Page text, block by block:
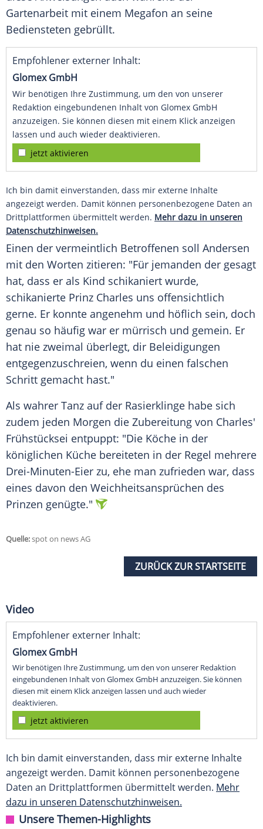
Gartenarbeit mit einem Megafon an seine
Bediensteten gebrüllt.
Empfohlener externer Inhalt:
Glomex GmbH
Wir benötigen Ihre Zustimmung, um den von unserer
Redaktion eingebundenen Inhalt von Glomex GmbH
anzuzeigen. Sie können diesen mit einem Klick anzeigen
lassen und auch wieder deaktivieren.
jetzt aktivieren
Ich bin damit einverstanden, dass mir externe Inhalte
angezeigt werden. Damit können personenbezogene Daten an
Drittplattformen übermittelt werden. Mehr dazu in unseren
Datenschutzhinweisen.
Einen der vermeintlich Betroffenen soll Andersen
mit den Worten zitieren: "Für jemanden der gesagt
hat, dass er als Kind schikaniert wurde,
schikanierte Prinz Charles uns offensichtlich
gerne. Er konnte angenehm und höflich sein, doch
genau so häufig war er mürrisch und gemein. Er
hat nie zweimal überlegt, dir Beleidigungen
entgegenzuschreien, wenn du einen falschen
Schritt gemacht hast."
Als wahrer Tanz auf der Rasierklinge habe sich
zudem jeden Morgen die Zubereitung von Charles'
Frühstücksei entpuppt: "Die Köche in der
königlichen Küche bereiteten in der Regel mehrere
Drei-Minuten-Eier zu, ehe man zufrieden war, dass
eines davon den Weichheitsansprüchen des
Prinzen genügte."
Quelle:spot on news AG
ZURÜCK ZUR STARTSEITE
Video
Empfohlener externer Inhalt:
Glomex GmbH
Wir benötigen Ihre Zustimmung, um den von unserer Redaktion
eingebundenen Inhalt von Glomex GmbH anzuzeigen. Sie können
diesen mit einem Klick anzeigen lassen und auch wieder
deaktivieren.
jetzt aktivieren
Ich bin damit einverstanden, dass mir externe Inhalte
angezeigt werden. Damit können personenbezogene
Daten an Drittplattformen übermittelt werden. Mehr
dazu in unseren Datenschutzhinweisen.
Unsere Themen-Highlights